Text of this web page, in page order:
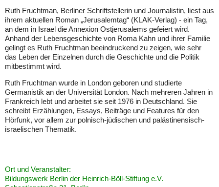
Ruth Fruchtman, Berliner Schriftstellerin und Journalistin, liest aus
ihrem aktuellen Roman „Jerusalemtag“ (KLAK-Verlag) - ein Tag,
an dem in Israel die Annexion Ostjerusalems gefeiert wird.
Anhand der Lebensgeschichte von Roma Kahn und ihrer Familie
gelingt es Ruth Fruchtman beeindruckend zu zeigen, wie sehr
das Leben der Einzelnen durch die Geschichte und die Politik
mitbestimmt wird.
Ruth Fruchtman wurde in London geboren und studierte
Germanistik an der Universität London. Nach mehreren Jahren in
Frankreich lebt und arbeitet sie seit 1976 in Deutschland. Sie
schreibt Erzählungen, Essays, Beiträge und Features für den
Hörfunk, vor allem zur polnisch-jüdischen und palästinensisch-
israelischen Thematik.
Ort und Veranstalter:
Bildungswerk Berlin der Heinrich-Böll-Stiftung e.V.